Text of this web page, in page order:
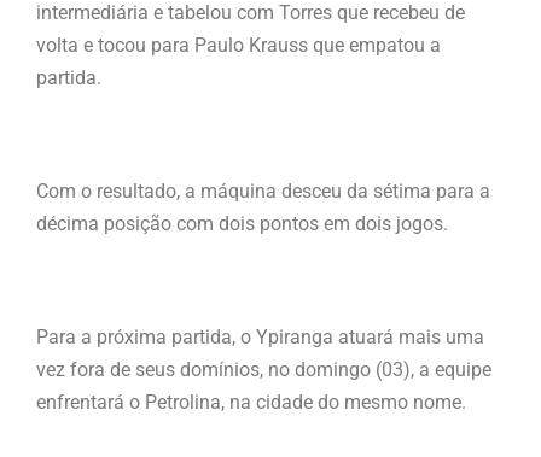
intermediária e tabelou com Torres que recebeu de
volta e tocou para Paulo Krauss que empatou a
partida.
Com o resultado, a máquina desceu da sétima para a
décima posição com dois pontos em dois jogos.
Para a próxima partida, o Ypiranga atuará mais uma
vez fora de seus domínios, no domingo (03), a equipe
enfrentará o Petrolina, na cidade do mesmo nome.